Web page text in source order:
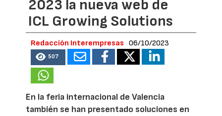
2023 la nueva web de
ICL Growing Solutions
Redacción Interempresas 06/10/2023
507
En la feria internacional de Valencia
también se han presentado soluciones en